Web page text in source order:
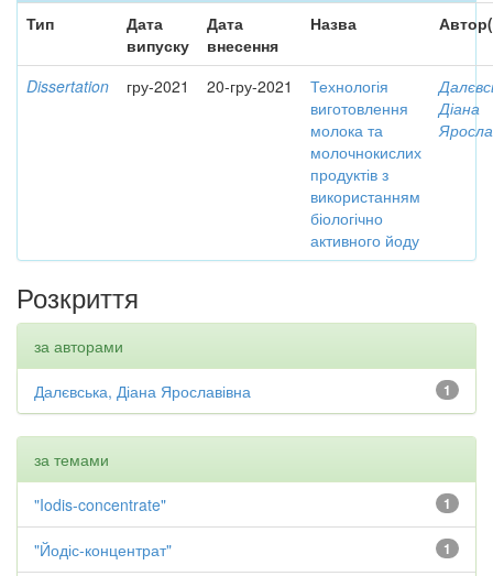
Тип
Дата
випуску
Дата
внесення
Назва
Dissertation гру-2021 20-гру-2021
Технологія
виготовлення
молока та
молочнокислих
продуктів з
використанням
біологічно
активного йоду
Діана
Розкриття
за авторами
1
Далєвська, Діана Ярославівна
за темами
1
"Iodis-concentrate"
1
"Йодіс-концентрат"